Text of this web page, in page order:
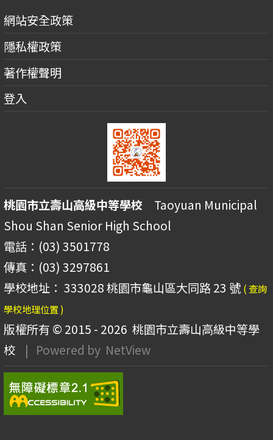
網站安全政策
隱私權政策
著作權聲明
登入
桃園市立壽山高級中等學校 Taoyuan Municipal
Shou Shan Senior High School
電話：(03) 3501778
傳真：(03) 3297861
學校地址： 333028 桃園市龜山區大同路 23 號 ( 查詢
學校地理位置 )
版權所有 © 2015 - 2026 桃園市立壽山高級中等學
校
| Powered by NetView